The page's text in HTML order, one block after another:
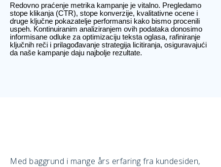
Redovno praćenje metrika kampanje je vitalno. Pregledamo
stope klikanja (CTR), stope konverzije, kvalitativne ocene i
druge ključne pokazatelje performansi kako bismo procenili
uspeh. Kontinuiranim analiziranjem ovih podataka donosimo
informisane odluke za optimizaciju teksta oglasa, rafiniranje
ključnih reči i prilagođavanje strategija licitiranja, osiguravajući
da naše kampanje daju najbolje rezultate.
Med baggrund i mange års erfaring fra kundesiden,